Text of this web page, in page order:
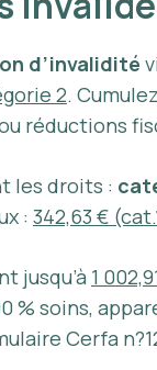
d’invalidité
2.
réductions
les droits :
: 342,63 €
jusqu’à 1
% soins,
Cerfa